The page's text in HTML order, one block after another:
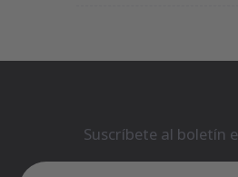
Suscríbete al boletín